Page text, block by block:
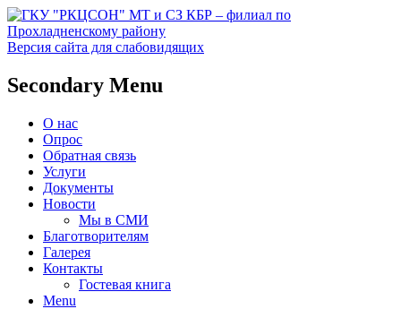
ГКУ "РКЦСОН" МТ и СЗ
КБР – филиал по
Прохладненскому району
Прохладненском районе
Версия сайта для слабовидящих
Secondary Menu
О нас
Опрос
Обратная связь
Услуги
Документы
Новости
Мы в СМИ
Благотворителям
Галерея
Контакты
Гостевая книга
Menu